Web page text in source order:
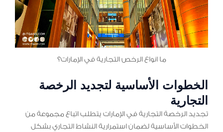
ما انواع الرخص التجارية في الإمارات؟
الخطوات الأساسية لتجديد الرخصة
التجارية
تجديد الرخصة التجارية في الإمارات يتطلب اتباع مجموعة من
الخطوات الأساسية لضمان استمرارية النشاط التجاري بشكل